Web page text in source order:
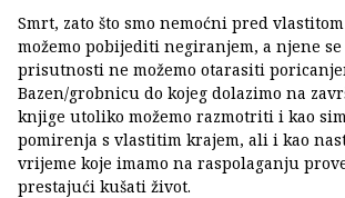
Smrt, zato što smo nemoćni pred
možemo pobijediti negiranjem, a njene
prisutnosti ne možemo otarasiti
Bazen/grobnicu do kojeg dolazimo na
knjige utoliko možemo razmotriti i kao
pomirenja s vlastitim krajem, ali i kao
vrijeme koje imamo na raspolaganju
prestajući kušati život.